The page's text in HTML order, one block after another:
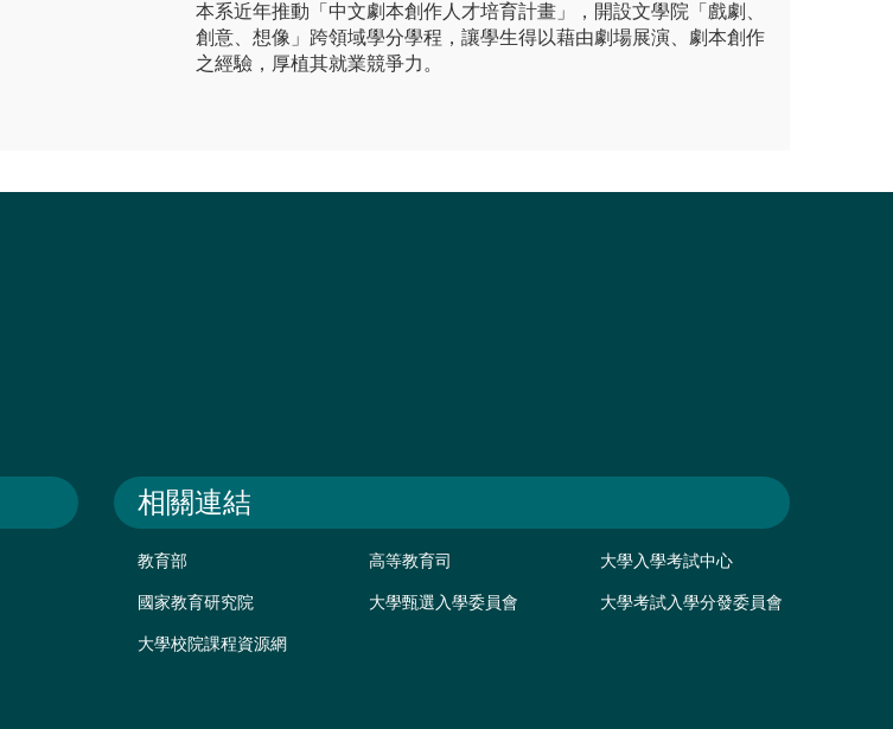
本系近年推動「中文劇本創作人才培育計畫」，開設文學院「戲劇、
創意、想像」跨領域學分學程，讓學生得以藉由劇場展演、劇本創作
之經驗，厚植其就業競爭力。
相關連結
教育部 高等教育司 大學入學考試中心
國家教育研究院 大學甄選入學委員會 大學考試入學分發委員會
大學校院課程資源網